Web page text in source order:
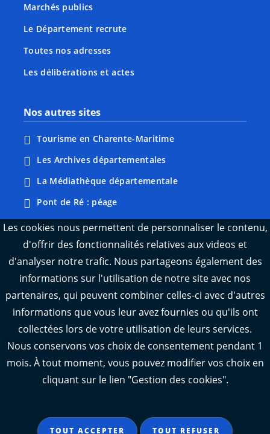
Marchés publics
Le Département recrute
Toutes nos adresses
Les délibérations et actes
Nos autres sites
Tourisme en Charente-Maritime
Les Archives départementales
La Médiathèque départementale
Pont de Ré : péage
Webcams : Ré info trafic
Webcams : Oléron info trafic
Manger 17
L'Observatoire des territoires de Charente-
Maritime
Accessibilité : partiellement conforme
Les cookies nous permettent de personnaliser le contenu,
d'offrir des fonctionnalités relatives aux videos et
d'analyser notre trafic. Nous partageons également des
informations sur l'utilisation de notre site avec nos
partenaires, qui peuvent combiner celles-ci avec d'autres
informations que vous leur avez fournies ou qu'ils ont
collectées lors de votre utilisation de leurs services.
Nous conservons vos choix de consentement pendant 1
mois. À tout moment, vous pouvez modifier vos choix en
cliquant sur le lien "Gestion des cookies".
TOUT ACCEPTER TOUT REFUSER